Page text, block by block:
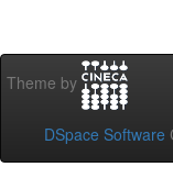
Theme by
DSpace Software